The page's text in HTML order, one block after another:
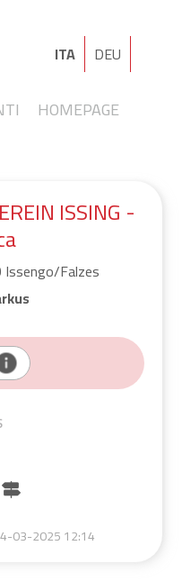
ITA DEU
HOMEPAGE
ISSING -
Falzes
03-2025 12:14